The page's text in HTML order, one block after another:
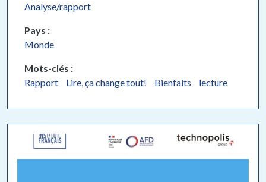
Analyse/rapport
Pays
Monde
Mots-clés
Rapport
Lire, ça change tout! Bienfaits lecture